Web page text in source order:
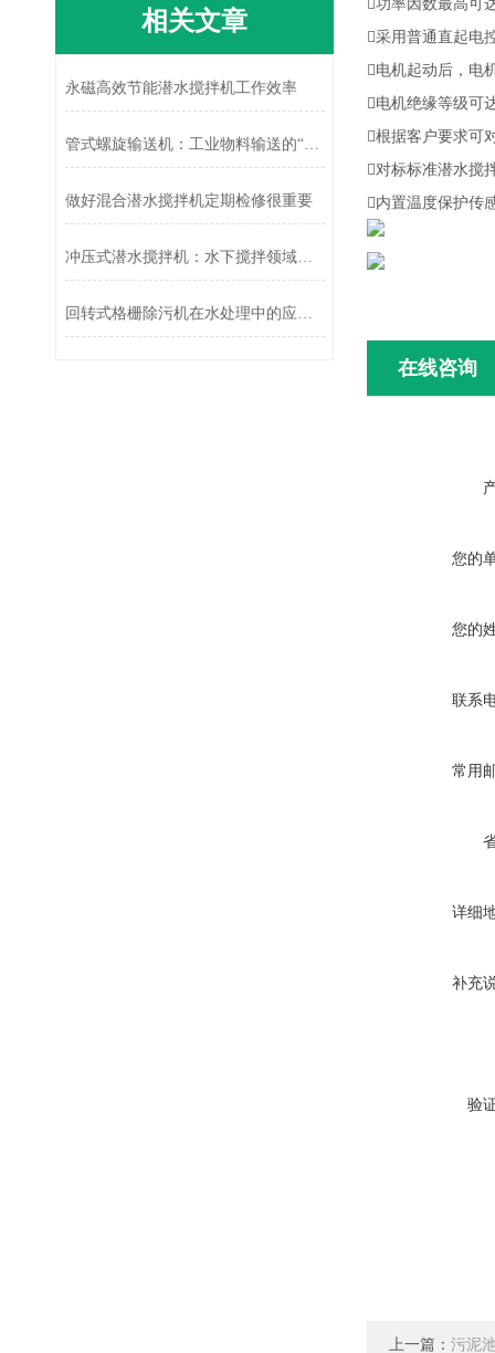
采用普通直起电
电机起动后，电
电机绝缘等级可
根据客户要求可
对标标准潜水搅
内置温度保护传
在线咨询
您的
您的
联系
常用
详细
补充
验
上一篇： 污泥
相关文章
永磁高效节能潜水搅拌机工作效率
管式螺旋输送机：工业物料输送的“隐形动脉”
做好混合潜水搅拌机定期检修很重要
冲压式潜水搅拌机：水下搅拌领域的得力助手
回转式格栅除污机在水处理中的应用效果分析